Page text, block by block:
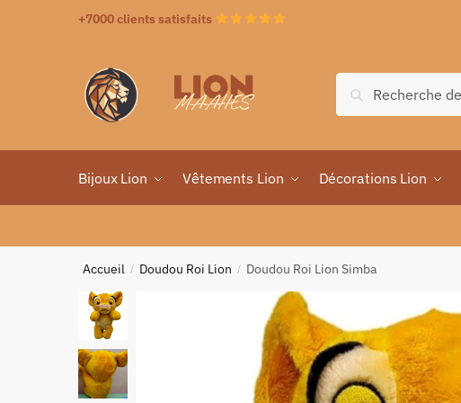
+7000 clients satisfaits
Recherche
Bijoux Lion Vêtements Lion Décorations Lion
Accueil / Doudou Roi Lion / Doudou Roi Lion Simba